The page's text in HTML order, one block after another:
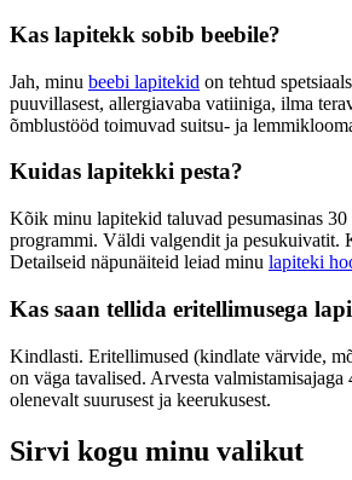
Kas lapitekk sobib beebile?
Jah, minu beebi lapitekid on tehtud
puuvillasest, allergiavaba vatiiniga, ilma
õmblustööd toimuvad suitsu- ja
Kuidas lapitekki pesta?
Kõik minu lapitekid taluvad pesumasinas 30
programmi. Väldi valgendit ja pesukuivatit.
Detailseid näpunäiteid leiad minu lapiteki
Kas saan tellida eritellimusega
Kindlasti. Eritellimused (kindlate värvide,
on väga tavalised. Arvesta valmistamisajaga
olenevalt suurusest ja keerukusest.
Sirvi kogu minu valikut